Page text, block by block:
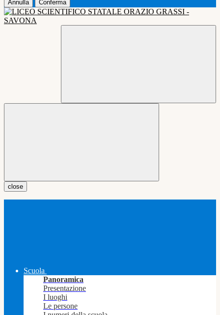
Annulla Conferma
close
Scuola
Panoramica
Presentazione
I luoghi
Le persone